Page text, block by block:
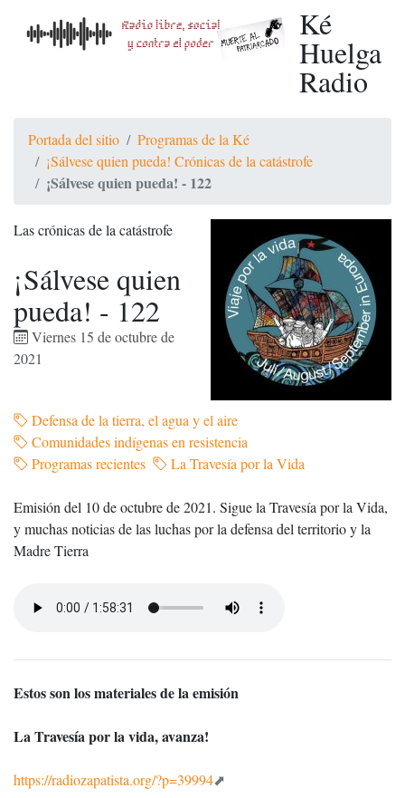
Ké
Huelga
Radio
Portada del sitio
Programas de la Ké
¡Sálvese quien pueda! Crónicas de la catástrofe
¡Sálvese quien pueda! - 122
Las crónicas de la catástrofe
¡Sálvese quien
pueda! - 122
Viernes 15 de octubre de
2021
Defensa de la tierra, el agua y el aire
Comunidades indígenas en resistencia
Programas recientes
La Travesía por la Vida
Emisión del 10 de octubre de 2021. Sigue la Travesía por la Vida,
y muchas noticias de las luchas por la defensa del territorio y la
Madre Tierra
Estos son los materiales de la emisión
La Travesía por la vida, avanza!
https://radiozapatista.org/?p=39994